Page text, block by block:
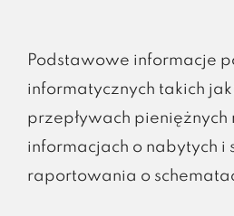
Podstawowe informacje
informatycznych takich
przepływach
informacjach o nabytych i
raportowania o